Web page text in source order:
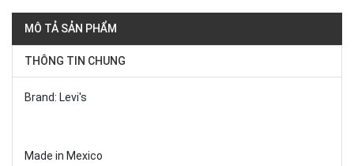
MÔ TẢ SẢN PHẨM
THÔNG TIN CHUNG
Brand: Levi's
Made in Mexico